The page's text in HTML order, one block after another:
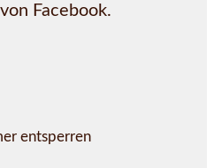
Facebook.
entsperren